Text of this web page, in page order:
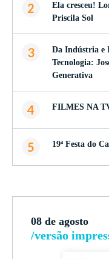
2
Ela cresceu!
Priscila Sol
3
Da Indústria e
Tecnologia:
Generativa
4 FILMES NA
5 19ª Festa do
08 de agosto
/versão